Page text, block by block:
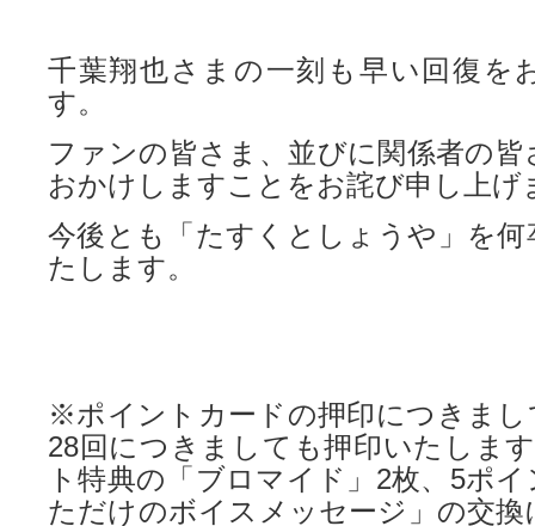
千葉翔也さまの一刻も早い回復を
す。
ファンの皆さま、並びに関係者の
おかけしますことをお詫び申し上げ
今後とも「たすくとしょうや」を
たします。
※ポイントカードの押印につきまし
28回につきましても押印いたしま
ト特典の「ブロマイド」2枚、5ポ
ただけのボイスメッセージ」の交